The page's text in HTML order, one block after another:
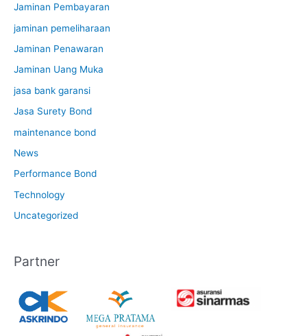
Jaminan Pembayaran
jaminan pemeliharaan
Jaminan Penawaran
Jaminan Uang Muka
jasa bank garansi
Jasa Surety Bond
maintenance bond
News
Performance Bond
Technology
Uncategorized
Partner